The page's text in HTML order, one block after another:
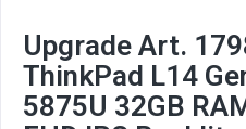
Upgrade Art.
ThinkPad L14
5875U 32GB